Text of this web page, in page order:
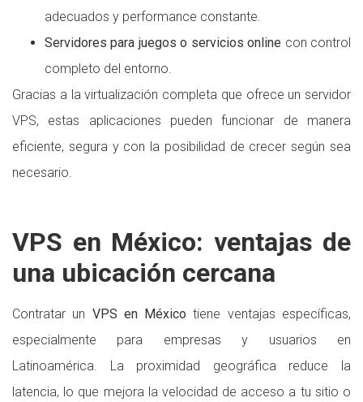
adecuados y performance constante.
Servidores para juegos o servicios online con control
completo del entorno.
Gracias a la virtualización completa que ofrece un servidor
VPS, estas aplicaciones pueden funcionar de manera
eficiente, segura y con la posibilidad de crecer según sea
necesario.
VPS en México: ventajas de
una ubicación cercana
Contratar un VPS en México tiene ventajas específicas,
especialmente para empresas y usuarios en
Latinoamérica. La proximidad geográfica reduce la
latencia, lo que mejora la velocidad de acceso a tu sitio o